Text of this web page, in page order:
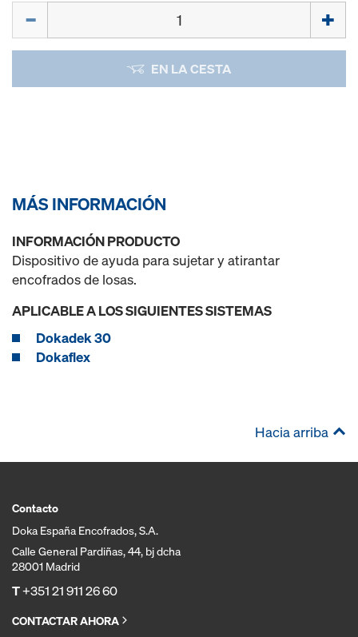
EN LA CESTA
MÁS INFORMACIÓN
INFORMACIÓN PRODUCTO
Dispositivo de ayuda para sujetar y atirantar
encofrados de losas.
APLICABLE A LOS SIGUIENTES SISTEMAS
Dokadek 30
Dokaflex
Hacia arriba
Contacto
Doka España Encofrados, S.A.
Calle General Pardiñas, 44, bj dcha
28001 Madrid
T+351 21 911 26 60
CONTACTAR AHORA